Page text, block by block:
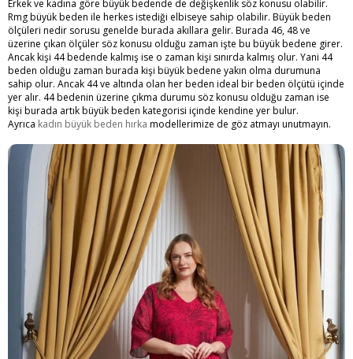
Erkek ve kadına göre büyük bedende de değişkenlik söz konusu olabilir.
Rmg büyük beden ile herkes istediği elbiseye sahip olabilir. Büyük beden
ölçüleri nedir sorusu genelde burada akıllara gelir. Burada 46, 48 ve
üzerine çıkan ölçüler söz konusu olduğu zaman işte bu büyük bedene girer.
Ancak kişi 44 bedende kalmış ise o zaman kişi sınırda kalmış olur. Yani 44
beden olduğu zaman burada kişi büyük bedene yakın olma durumuna
sahip olur. Ancak 44 ve altında olan her beden ideal bir beden ölçütü içinde
yer alır. 44 bedenin üzerine çıkma durumu söz konusu olduğu zaman ise
kişi burada artık büyük beden kategorisi içinde kendine yer bulur.
Ayrıca kadın büyük beden hırka modellerimize de göz atmayı unutmayın.